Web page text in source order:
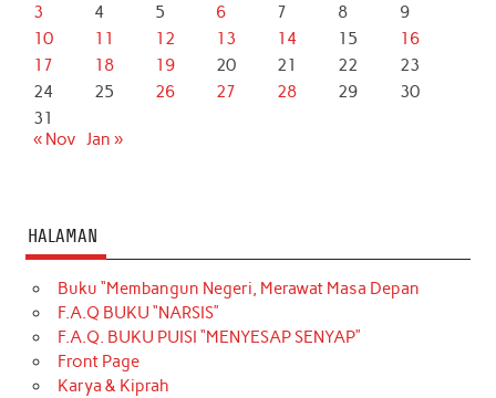
3
4 5 6 7 8
9
10
11 12 13 14 15
16
17
18 19 20 21 22
23
24
25 26 27 28 29
30
31
« Nov Jan »
HALAMAN
Buku “Membangun Negeri, Merawat Masa Depan
F.A.Q BUKU “NARSIS”
F.A.Q. BUKU PUISI “MENYESAP SENYAP”
Front Page
Karya & Kiprah